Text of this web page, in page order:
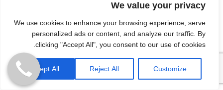
We value your privacy
We use cookies to enhance your browsing experience, serve
personalized ads or content, and analyze our traffic. By
clicking "Accept All", you consent to our use of cookies.
Customize
Reject All
Accept All
מגורים יוקרתיים בלב תל אביב, במרחק
הליכה מהים
תל אביב